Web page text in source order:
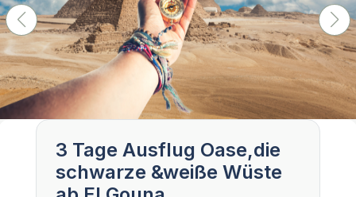
3 Tage Ausflug Oase,die
schwarze &weiße Wüste